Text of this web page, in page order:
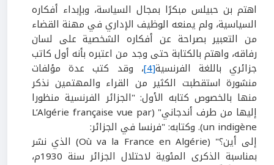
اهتم بن حبيلس مبكرًا بمجال السياسة، وبإبداء أفكاره
السياسية، ولم يمنعه الوظيف الإداري في مهنة القضاء
من التعبير بصراحة عن أفكاره الشخصية على لسان
رفاقه، واهتم بالكتابة حتى وجد من اعتبره بأنه أول كاتب
جزائري باللغة الفرنسية[4] ، وقد كتب عدة مؤلفات
منشورة استقطبت الكثير من القراء والمهتمين نذكر
منها بالخصوص كتابه الأول: "الجزائر الفرنسية منظورا
إليها من طرف أندجاني" (L’Algérie française vue par
un indigène). وكتابه: "فرنسا في الجزائر:
إلى أين؟" (Où va la France en Algérie) الذي نشر
بمناسبة الذكرى المئوية لاحتلال الجزائر سنة 1930م،